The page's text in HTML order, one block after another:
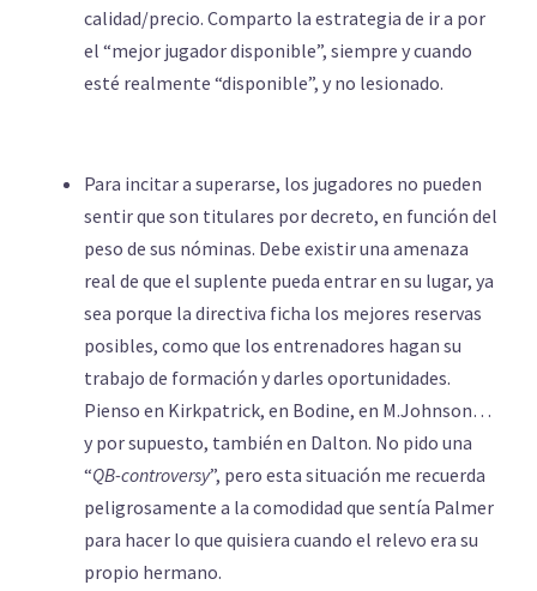
calidad/precio. Comparto la estrategia de ir a por
el “mejor jugador disponible”, siempre y cuando
esté realmente “disponible”, y no lesionado.
Para incitar a superarse, los jugadores no pueden
sentir que son titulares por decreto, en función del
peso de sus nóminas. Debe existir una amenaza
real de que el suplente pueda entrar en su lugar, ya
sea porque la directiva ficha los mejores reservas
posibles, como que los entrenadores hagan su
trabajo de formación y darles oportunidades.
Pienso en Kirkpatrick, en Bodine, en M.Johnson…
y por supuesto, también en Dalton. No pido una
“QB-controversy”, pero esta situación me recuerda
peligrosamente a la comodidad que sentía Palmer
para hacer lo que quisiera cuando el relevo era su
propio hermano.